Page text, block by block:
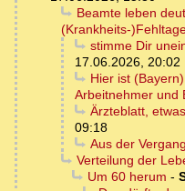
Beamte leben
(Krankheits-
stimme Dir
17.06.2026, 20:02
Hier ist
Arbeitnehmer und
Ärzteblatt,
09:18
Aus der
Verteilung der
Um 60 herum -